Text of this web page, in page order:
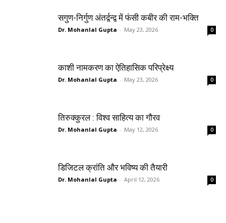
सगुण-निर्गुण अंतर्द्वन्द्व में फंसी कबीर की राम-भक्ति
Dr. Mohanlal Gupta - May 23, 2026 0
काशी नामकरण का ऐतिहासिक परिप्रेक्ष्य
Dr. Mohanlal Gupta - May 23, 2026 0
तिरुक्कुरल : विश्व साहित्य का गौरव
Dr. Mohanlal Gupta - May 12, 2026 0
डिजिटल क्रांति और भविष्य की तैयारी
Dr. Mohanlal Gupta - April 12, 2026 0